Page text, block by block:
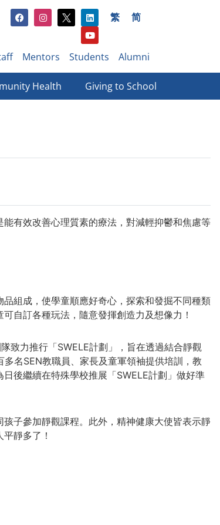
繁 简
Mentors Students Alumni
Health Giving to School​
有效改善心理質素的療法，對減輕抑鬱和焦慮等
組成，使學童順應好奇心，探索和發掘不同種類
自訂各種玩法，隨意發揮創造力及想像力！
致力推行「SWELE計劃」，旨在透過結合靜觀
名SEN教職員、家長及童軍領袖提供培訓，教
後繼續在特殊學校推展「SWELE計劃」做好準
子參加靜觀課程。此外，精神健康大使皆表示靜
靜多了！